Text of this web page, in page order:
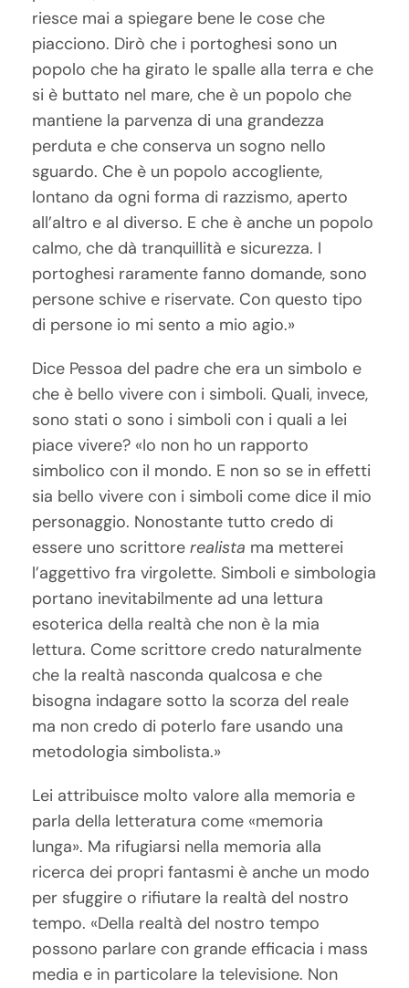
riesce mai a spiegare bene le cose che
piacciono. Dirò che i portoghesi sono un
popolo che ha girato le spalle alla terra e che
si è buttato nel mare, che è un popolo che
mantiene la parvenza di una grandezza
perduta e che conserva un sogno nello
sguardo. Che è un popolo accogliente,
lontano da ogni forma di razzismo, aperto
all’altro e al diverso. E che è anche un popolo
calmo, che dà tranquillità e sicurezza. I
portoghesi raramente fanno domande, sono
persone schive e riservate. Con questo tipo
di persone io mi sento a mio agio.»
Dice Pessoa del padre che era un simbolo e
che è bello vivere con i simboli. Quali, invece,
sono stati o sono i simboli con i quali a lei
piace vivere? «Io non ho un rapporto
simbolico con il mondo. E non so se in effetti
sia bello vivere con i simboli come dice il mio
personaggio. Nonostante tutto credo di
essere uno scrittorerealista ma metterei
l’aggettivo fra virgolette. Simboli e simbologia
portano inevitabilmente ad una lettura
esoterica della realtà che non è la mia
lettura. Come scrittore credo naturalmente
che la realtà nasconda qualcosa e che
bisogna indagare sotto la scorza del reale
ma non credo di poterlo fare usando una
metodologia simbolista.»
Lei attribuisce molto valore alla memoria e
parla della letteratura come «memoria
lunga». Ma rifugiarsi nella memoria alla
ricerca dei propri fantasmi è anche un modo
per sfuggire o rifiutare la realtà del nostro
tempo. «Della realtà del nostro tempo
possono parlare con grande efficacia i mass
media e in particolare la televisione. Non